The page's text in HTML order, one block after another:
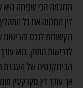
הדוגמה הכי שכיחה היא
דין המלווה את כל
הקשורות לנכס והרישום
לדרישות החוק. הוא
הבירוקרטית של העברת
אך עורך דין מקרקעין